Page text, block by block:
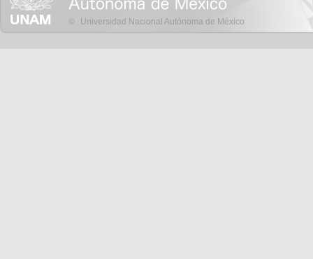
© Universidad Nacional Autónoma de México